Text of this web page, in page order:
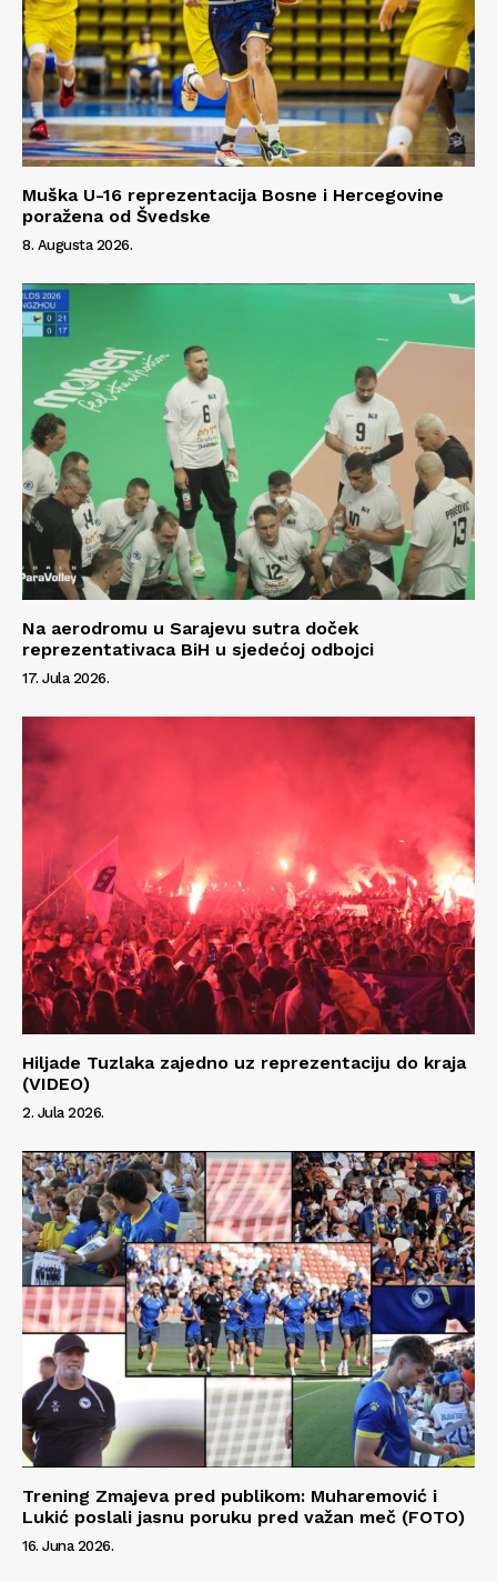
Info
O nama
Kontakt
Impressum
Muška U-16 reprezentacija Bosne i Hercegovine
poražena od Švedske
8. Augusta 2026.
Na aerodromu u Sarajevu sutra doček
reprezentativaca BiH u sjedećoj odbojci
17. Jula 2026.
Hiljade Tuzlaka zajedno uz reprezentaciju do kraja
(VIDEO)
2. Jula 2026.
Trening Zmajeva pred publikom: Muharemović i
Lukić poslali jasnu poruku pred važan meč (FOTO)
16. Juna 2026.